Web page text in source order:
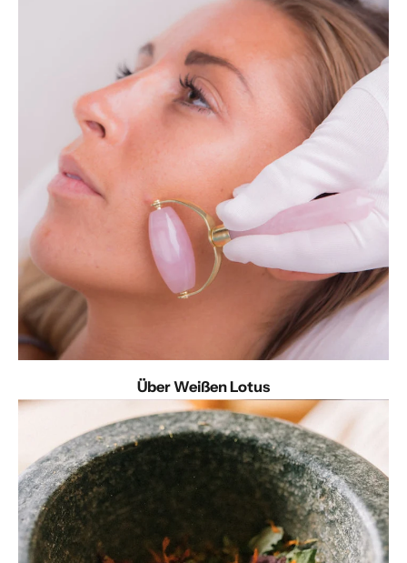
Über Weißen Lotus